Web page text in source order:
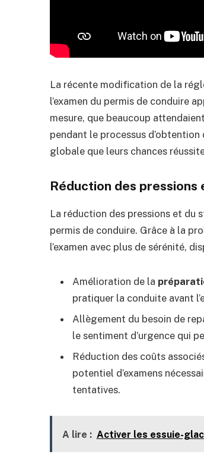
La récente modification de la
l’examen du permis de conduire
mesure, que beaucoup
pendant le processus
globale que leurs chances
Réduction des pressions
La réduction des pressions et du
permis de conduire. Grâce à la
l’examen avec plus de sérénité,
Amélioration de la
pratiquer la conduite avant
Allègement du besoin de
le sentiment d’urgence qui
Réduction des coûts
potentiel d’examens
tentatives.
A lire : Activer les essuie-